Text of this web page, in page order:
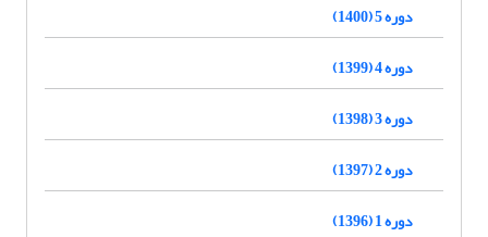
دوره 5 (1400)
دوره 4 (1399)
دوره 3 (1398)
دوره 2 (1397)
دوره 1 (1396)